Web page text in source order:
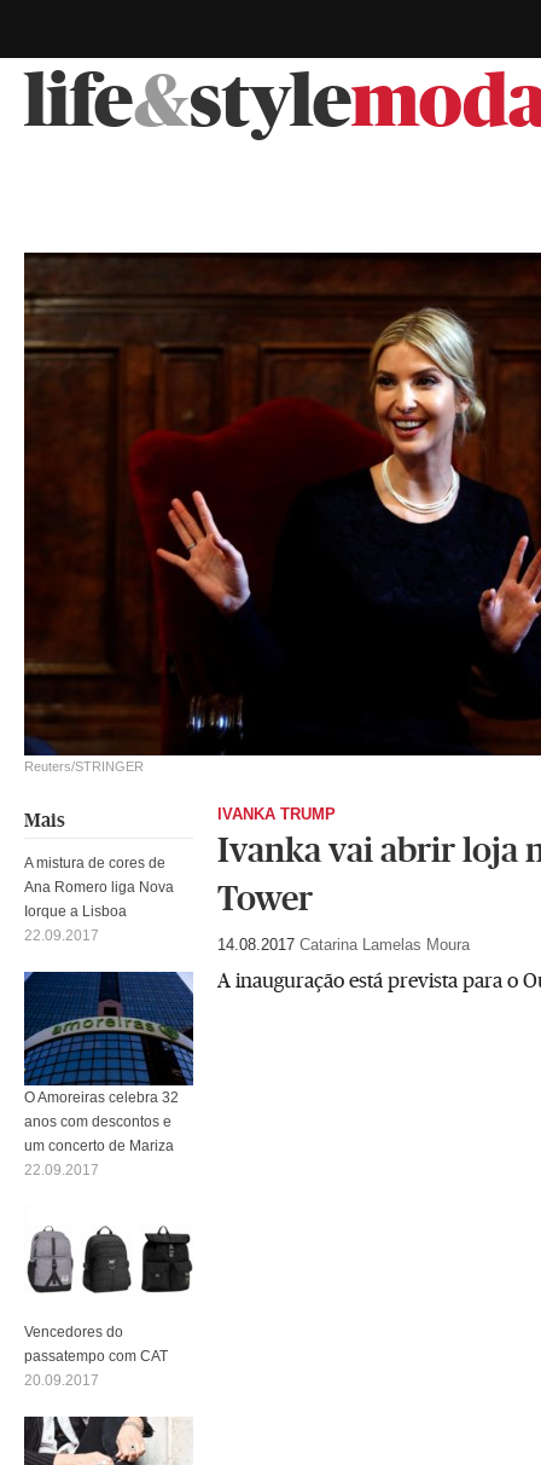
life&style
Reuters/STRINGER
IVANKA TRUMP
Ivanka vai abrir loja
Tower
14.08.2017 Catarina Lamelas Moura
A inauguração está prevista para o
Mais
A mistura de cores de
Ana Romero liga Nova
Iorque a Lisboa
22.09.2017
O Amoreiras celebra 32
anos com descontos e
um concerto de Mariza
22.09.2017
Vencedores do
passatempo com CAT
20.09.2017